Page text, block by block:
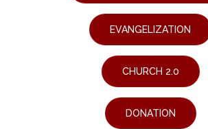
EVANGELIZATION
CHURCH 2.0
DONATION